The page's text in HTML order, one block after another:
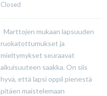
Closed
Marttojen mukaan lapsuuden
ruokatottumukset ja
mieltymykset seuraavat
aikuisuuteen saakka. On siis
hyvä, että lapsi oppii pienestä
pitäen maistelemaan